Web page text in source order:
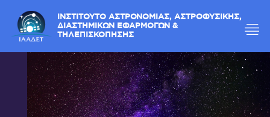
ΙΝΣΤΙΤΟΥΤΟ ΑΣΤΡΟΝΟΜΙΑΣ, ΑΣΤΡΟΦΥΣΙΚΗΣ,
ΔΙΑΣΤΗΜΙΚΩΝ ΕΦΑΡΜΟΓΩΝ &
ΤΗΛΕΠΙΣΚΟΠΗΣΗΣ